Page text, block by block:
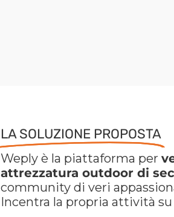
LA SOLUZIONE PROPOSTA
Weply è la piattaforma per
attrezzatura outdoor di
community di veri
Incentra la propria attività